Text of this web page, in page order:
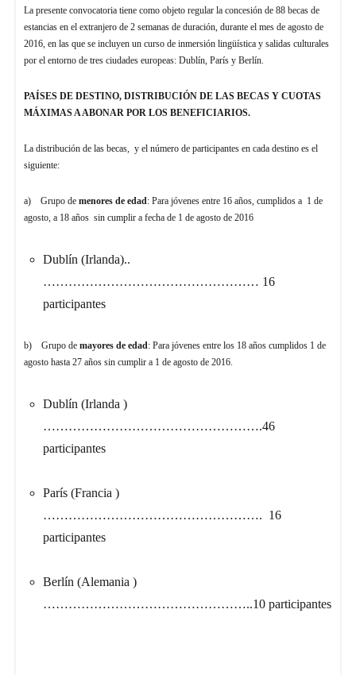
La presente convocatoria tiene como objeto regular la concesión de 88 becas de
estancias en el extranjero de 2 semanas de duración, durante el mes de agosto de
2016, en las que se incluyen un curso de inmersión lingüística y salidas culturales
por el entorno de tres ciudades europeas: Dublín, París y Berlín.
PAÍSES DE DESTINO, DISTRIBUCIÓN DE LAS BECAS Y CUOTAS
MÁXIMAS A ABONAR POR LOS BENEFICIARIOS.
La distribución de las becas, y el número de participantes en cada destino es el
siguiente:
a) Grupo de menores de edad: Para jóvenes entre 16 años, cumplidos a 1 de
agosto, a 18 años sin cumplir a fecha de 1 de agosto de 2016
Dublín (Irlanda)..
…………………………………………… 16
participantes
b) Grupo de mayores de edad: Para jóvenes entre los 18 años cumplidos 1 de
agosto hasta 27 años sin cumplir a 1 de agosto de 2016.
Dublín (Irlanda )
…………………………………………….46
participantes
París (Francia )
……………………………………………. 16
participantes
Berlín (Alemania )
…………………………………………..10 participantes